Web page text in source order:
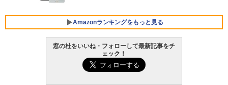
5BUWS
￥109,800
Amazonランキングをもっと見る
窓の杜をいいね・フォローして最新記事をチ
ェック！